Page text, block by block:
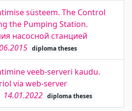
süsteem. The Control
the Pumping Station.
насосной станцией
diploma theses
veeb-serveri kaudu.
via web-server
14.01.2022 diploma theses